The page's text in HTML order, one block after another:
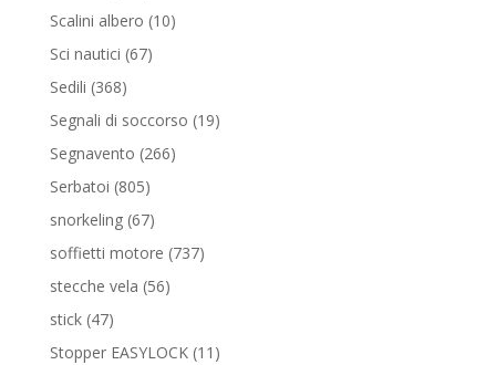
prodotti
Scalini albero 1010
Sci nautici 6767
Sedili 368368
Segnali di soccorso 1919
Segnavento 266266
Serbatoi 805805
prodotti
snorkeling 6767
prodotti
soffietti motore 737737
stecche vela 5656
stick 4747
prodotti
Stopper EASYLOCK 11 11